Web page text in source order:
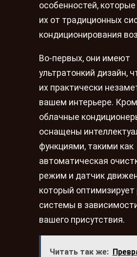
особенностей,
их от традиционных
кондиционирования
Во-первых, они имеют
ультратонкий дизайн,
их практически
вашем интерьере.
облачные
оснащены
функциями, такими как
автоматическая
режим и датчик
который оптимизирует
системы в
вашего присутствия.
Читать так же: